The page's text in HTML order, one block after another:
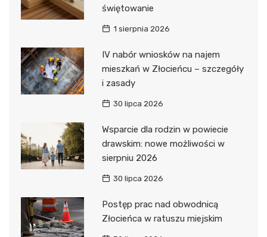
świętowanie
1 sierpnia 2026
IV nabór wniosków na najem
mieszkań w Złocieńcu – szczegóły
i zasady
30 lipca 2026
Wsparcie dla rodzin w powiecie
drawskim: nowe możliwości w
sierpniu 2026
30 lipca 2026
Postęp prac nad obwodnicą
Złocieńca w ratuszu miejskim